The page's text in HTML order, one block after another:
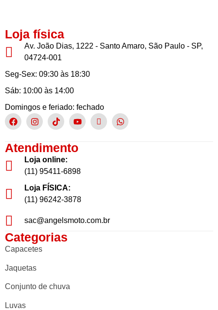
Loja física
Av. João Dias, 1222 - Santo Amaro, São Paulo - SP,
04724-001
Seg-Sex: 09:30 às 18:30
Sáb: 10:00 às 14:00
Domingos e feriado: fechado
Atendimento
Loja online:
(11) 95411-6898
Loja FÍSICA:
(11) 96242-3878
sac@angelsmoto.com.br
Categorias
Capacetes
Jaquetas
Conjunto de chuva
Luvas